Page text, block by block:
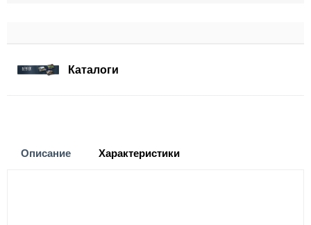
Каталоги
Описание Характеристики